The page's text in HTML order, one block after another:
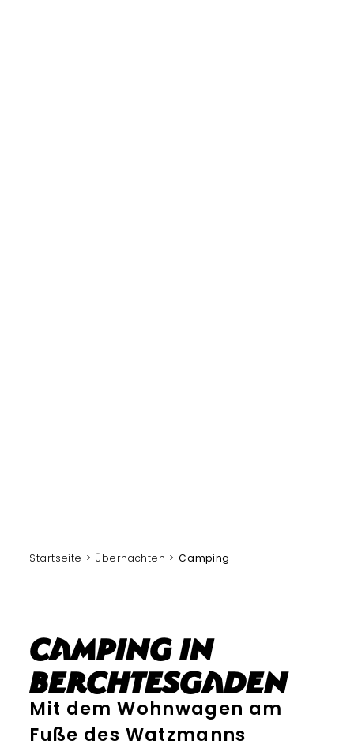
Startseite Übernachten Camping
Camping in
Berchtesgaden
Mit dem Wohnwagen am
Fuße des Watzmanns